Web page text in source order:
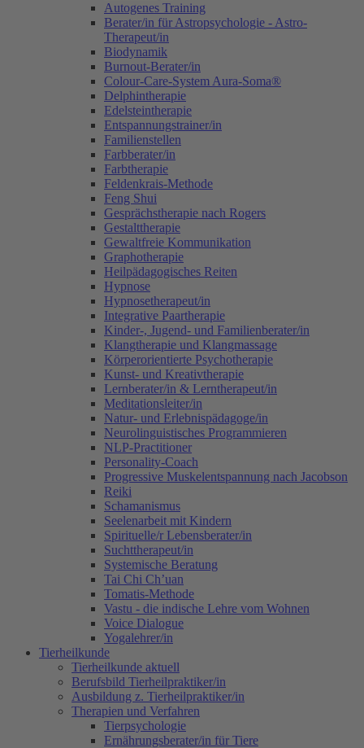
Autogenes Training
Berater/in für Astropsychologie - Astro-
Therapeut/in
Biodynamik
Burnout-Berater/in
Colour-Care-System Aura-Soma®
Delphintherapie
Edelsteintherapie
Entspannungstrainer/in
Familienstellen
Farbberater/in
Farbtherapie
Feldenkrais-Methode
Feng Shui
Gesprächstherapie nach Rogers
Gestalttherapie
Gewaltfreie Kommunikation
Graphotherapie
Heilpädagogisches Reiten
Hypnose
Hypnosetherapeut/in
Integrative Paartherapie
Kinder-, Jugend- und Familienberater/in
Klangtherapie und Klangmassage
Körperorientierte Psychotherapie
Kunst- und Kreativtherapie
Lernberater/in & Lerntherapeut/in
Meditationsleiter/in
Natur- und Erlebnispädagoge/in
Neurolinguistisches Programmieren
NLP-Practitioner
Personality-Coach
Progressive Muskelentspannung nach Jacobson
Reiki
Schamanismus
Seelenarbeit mit Kindern
Spirituelle/r Lebensberater/in
Suchttherapeut/in
Systemische Beratung
Tai Chi Ch’uan
Tomatis-Methode
Vastu - die indische Lehre vom Wohnen
Voice Dialogue
Yogalehrer/in
Tierheilkunde
Tierheilkunde aktuell
Berufsbild Tierheilpraktiker/in
Ausbildung z. Tierheilpraktiker/in
Therapien und Verfahren
Tierpsychologie
Ernährungsberater/in für Tiere